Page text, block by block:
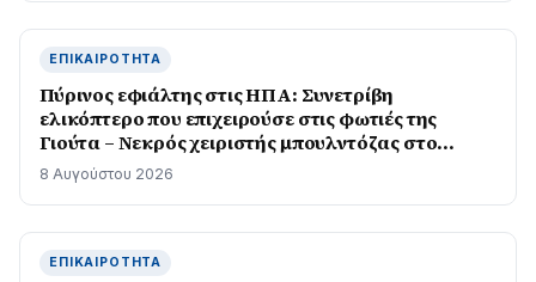
ΕΠΙΚΑΙΡΌΤΗΤΑ
Πύρινος εφιάλτης στις ΗΠΑ: Συνετρίβη
ελικόπτερο που επιχειρούσε στις φωτιές της
Γιούτα – Νεκρός χειριστής μπουλντόζας στο
Όρεγκον
8 Αυγούστου 2026
ΕΠΙΚΑΙΡΌΤΗΤΑ